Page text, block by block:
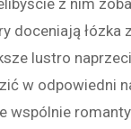
z nim
doceniają
lustro
w odpowiedni
wspólnie